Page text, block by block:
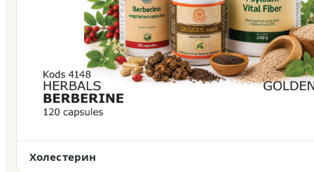
Холестерин